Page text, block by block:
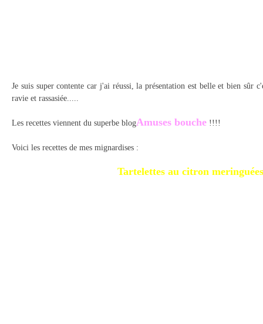
Je suis super contente car j'ai réussi, la présentation est belle et bien sûr
ravie et rassasiée.....
Les recettes viennent du superbe blogAmuses bouche !!!!
Voici les recettes de mes mignardises :
Tartelettes au citron